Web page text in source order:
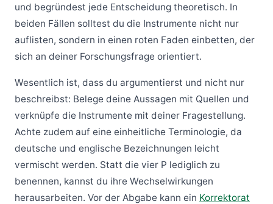
und begründest jede Entscheidung theoretisch. In
beiden Fällen solltest du die Instrumente nicht nur
auflisten, sondern in einen roten Faden einbetten, der
sich an deiner Forschungsfrage orientiert.
Wesentlich ist, dass du argumentierst und nicht nur
beschreibst: Belege deine Aussagen mit Quellen und
verknüpfe die Instrumente mit deiner Fragestellung.
Achte zudem auf eine einheitliche Terminologie, da
deutsche und englische Bezeichnungen leicht
vermischt werden. Statt die vier P lediglich zu
benennen, kannst du ihre Wechselwirkungen
herausarbeiten. Vor der Abgabe kann ein Korrektorat